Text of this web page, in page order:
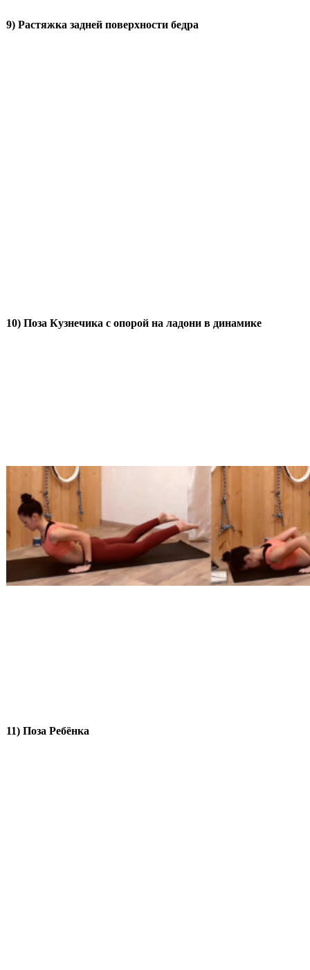
9) Растяжка задней поверхности бедра
10) Поза Кузнечика с опорой на ладони в динамике
11) Поза Ребёнка